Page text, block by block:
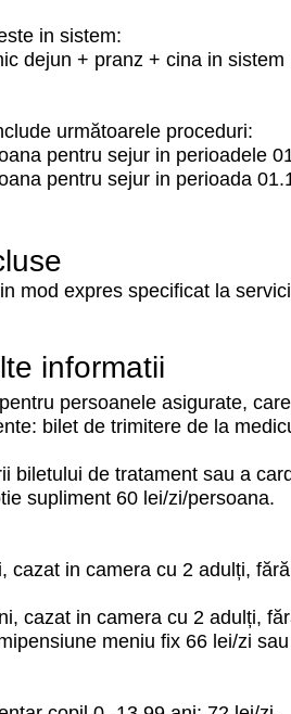
in sistem:
dejun + pranz + cina in
următoarele proceduri:
pentru sejur in perioadele
pentru sejur in perioada
mod expres specificat la
informatii
persoanele asigurate,
bilet de trimitere de la
biletului de tratament sau a
supliment 60 lei/zi/persoana.
cazat in camera cu 2 adulți,
cazat in camera cu 2 adulți,
meniu fix 66 lei/zi